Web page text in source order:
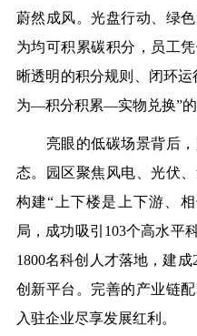
蔚然成风。光盘行动、绿
为均可积累碳积分，员工
晰透明的积分规则、闭环
为—积分积累—实物兑换”的
亮眼的低碳场景背后，
态。园区聚焦风电、光伏
构建“上下楼是上下游、
局，成功吸引103个高水平
1800名科创人才落地，建
创新平台。完善的产业链
入驻企业尽享发展红利。